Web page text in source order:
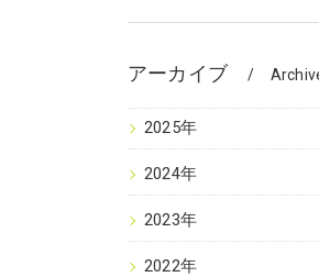
アーカイブ
2025年
2024年
2023年
2022年